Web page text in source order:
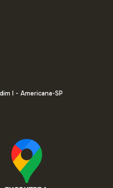
I - Americana-SP